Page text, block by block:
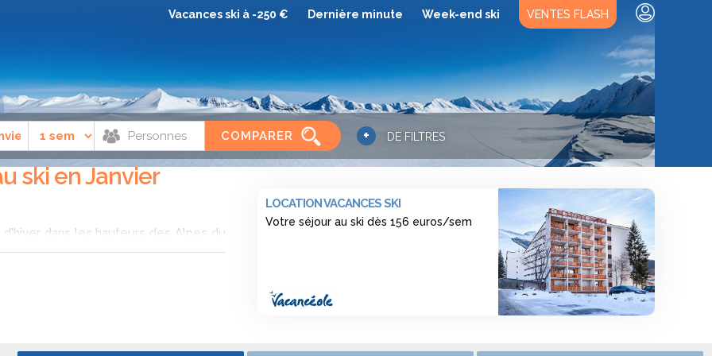
Vacances ski à -250 € Dernière minute Week-end ski VENTES FLASH
COMPARER + DE FILTRES
ski en Janvier
dans les hauteurs des Alpes du
et profiter de l'une des périodes les
LOCATION VACANCES SKI
Votre séjour au ski dès 156 euros/sem